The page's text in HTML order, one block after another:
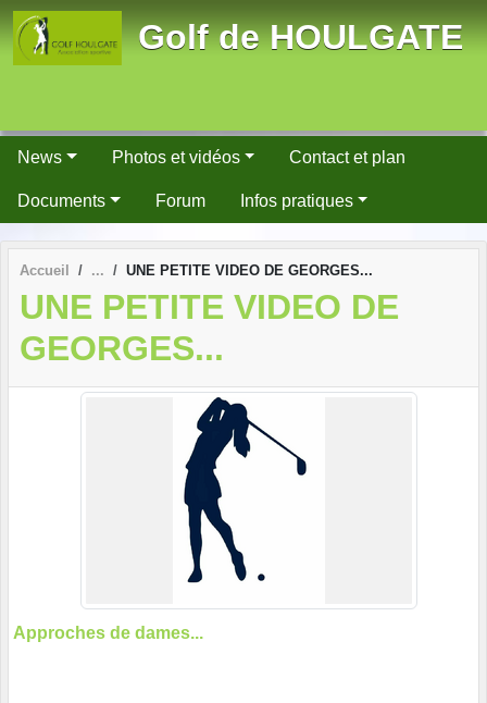
Golf de HOULGATE
News Photos et vidéos Contact et plan
Documents Forum Infos pratiques
Accueil UNE PETITE VIDEO DE GEORGES...
UNE PETITE VIDEO DE
GEORGES...
Approches de dames...
Panneau de gestion des cookies